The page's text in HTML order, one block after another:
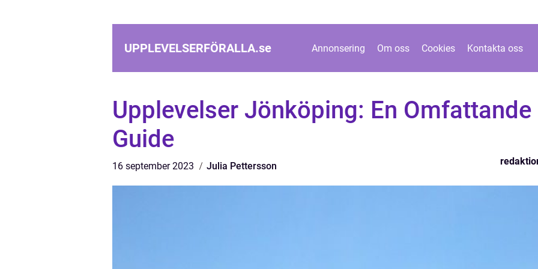
UPPLEVELSERFÖRALLA.se Annonsering Om oss Cookies Kontakta oss
Upplevelser Jönköping: En Omfattande
Guide
16 september 2023 Julia Pettersson